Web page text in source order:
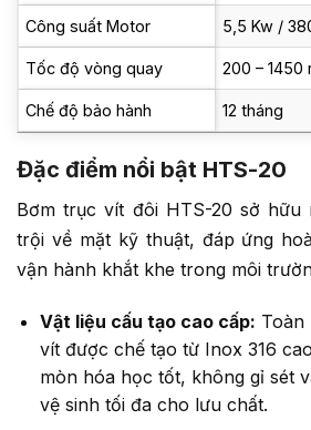
Công suất Motor 5,5 Kw /
Tốc độ vòng quay 200 – 1450
Chế độ bảo hành 12 tháng
Đặc điểm nổi bật HTS-20
Bơm trục vít đôi HTS-20 sở hữu
trội về mặt kỹ thuật, đáp ứng
vận hành khắt khe trong môi
Vật liệu cấu tạo cao cấp: Toàn
vít được chế tạo từ Inox 316
mòn hóa học tốt, không gỉ sét
vệ sinh tối đa cho lưu chất.